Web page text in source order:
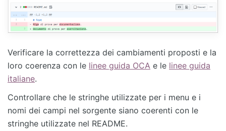
Verificare la correttezza dei cambiamenti proposti e la
loro coerenza con le linee guida OCA e le linee guida
italiane.
Controllare che le stringhe utilizzate per i menu e i
nomi dei campi nel sorgente siano coerenti con le
stringhe utilizzate nel README.